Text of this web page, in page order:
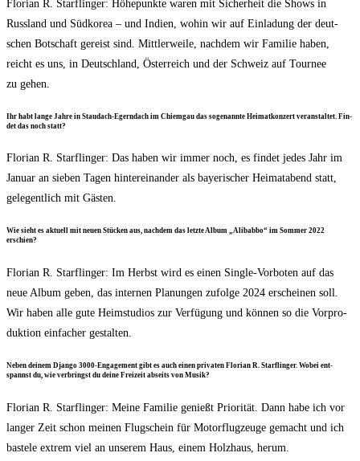
Flo­ri­an R. Starf­lin­ger: Höhe­punk­te waren mit Sicher­heit die Shows in
Russ­land und Süd­ko­rea – und Indi­en, wohin wir auf Ein­la­dung der deut­
schen Bot­schaft gereist sind. Mitt­ler­wei­le, nach­dem wir Fami­lie haben,
reicht es uns, in Deutsch­land, Öster­reich und der Schweiz auf Tour­nee
zu gehen.
Ihr habt lan­ge Jah­re in Stau­dach-Egerndach im Chiem­gau das soge­nann­te Hei­mat­kon­zert ver­an­stal­tet. Fin­
det das noch statt?
Flo­ri­an R. Starf­lin­ger: Das haben wir immer noch, es fin­det jedes Jahr im
Janu­ar an sie­ben Tagen hin­ter­ein­an­der als baye­ri­scher Hei­mat­abend statt,
gele­gent­lich mit Gästen.
Wie sieht es aktu­ell mit neu­en Stü­cken aus, nach­dem das letz­te Album „Ali­bab­bo“ im Som­mer 2022
erschien?
Flo­ri­an R. Starf­lin­ger: Im Herbst wird es einen Sin­gle-Vor­bo­ten auf das
neue Album geben, das inter­nen Pla­nun­gen zufol­ge 2024 erschei­nen soll.
Wir haben alle gute Heim­stu­di­os zur Ver­fü­gung und kön­nen so die Vor­pro­
duk­ti­on ein­fa­cher gestalten.
Neben dei­nem Djan­go 3000-Enga­ge­ment gibt es auch einen pri­va­ten Flo­ri­an R. Starf­lin­ger. Wobei ent­
spannst du, wie ver­bringst du dei­ne Frei­zeit abseits von Musik?
Flo­ri­an R. Starf­lin­ger: Mei­ne Fami­lie genießt Prio­ri­tät. Dann habe ich vor
lan­ger Zeit schon mei­nen Flug­schein für Motor­flug­zeu­ge gemacht und ich
bas­te­le extrem viel an unse­rem Haus, einem Holz­haus, herum.